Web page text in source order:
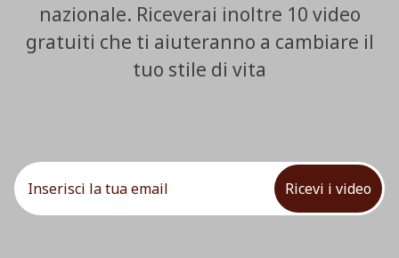
nazionale. Riceverai inoltre 10 video
gratuiti che ti aiuteranno a cambiare il
tuo stile di vita
Ricevi i video